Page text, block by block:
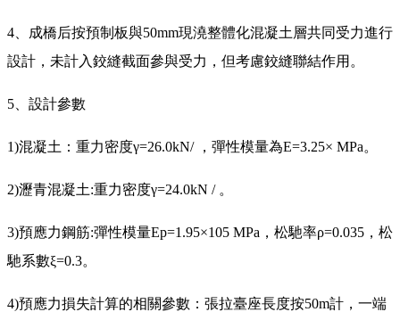
4、成橋后按預制板與50mm現澆整體化混凝土層共同受力進行
設計，未計入鉸縫截面參與受力，但考慮鉸縫聯結作用。
5、設計參數
1)混凝土：重力密度γ=26.0kN/ ，彈性模量為E=3.25× MPa。
2)瀝青混凝土:重力密度γ=24.0kN / 。
3)預應力鋼筋:彈性模量Ep=1.95×105 MPa，松馳率ρ=0.035，松
馳系數ξ=0.3。
4)預應力損失計算的相關參數：張拉臺座長度按50m計，一端